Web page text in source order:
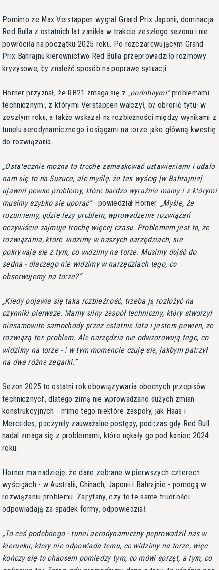
Pomimo że Max Verstappen wygrał Grand Prix Japonii, dominacja
Red Bulla z ostatnich lat zanikła w trakcie zeszłego sezonu i nie
powróciła na początku 2025 roku. Po rozczarowującym Grand
Prix Bahrajnu kierownictwo Red Bulla przeprowadziło rozmowy
kryzysowe, by znaleźć sposób na poprawę sytuacji.
Horner przyznał, że RB21 zmaga się z podobnymi problemami
technicznymi, z którymi Verstappen walczył, by obronić tytuł w
zeszłym roku, a także wskazał na rozbieżności między wynikami z
tunelu aerodynamicznego i osiągami na torze jako główną kwestię
do rozwiązania.
Ostatecznie można to trochę zamaskować ustawieniami i udało
nam się to na Suzuce, ale myślę, że ten wyścig [w Bahrajnie]
ujawnił pewne problemy, które bardzo wyraźnie mamy i z którymi
musimy szybko się uporać - powiedział Horner.
Myślę, że
rozumiemy, gdzie leży problem, wprowadzenie rozwiązań
oczywiście zajmuje trochę więcej czasu. Problemem jest to, że
rozwiązania, które widzimy w naszych narzędziach, nie
pokrywają się z tym, co widzimy na torze. Musimy dojść do
sedna - dlaczego nie widzimy w narzędziach tego, co
obserwujemy na torze?
Kiedy pojawia się taka rozbieżność, trzeba ją rozłożyć na
czynniki pierwsze. Mamy silny zespół techniczny, który stworzył
niesamowite samochody przez ostatnie lata i jestem pewien, że
rozwiążą ten problem. Ale narzędzia nie odwzorowują tego, co
widzimy na torze - i w tym momencie czuję się, jakbym patrzył
na dwa różne zegarki.
Sezon 2025 to ostatni rok obowiązywania obecnych przepisów
technicznych, dlatego zimą nie wprowadzano dużych zmian
konstrukcyjnych - mimo tego niektóre zespoły, jak Haas i
Mercedes, poczyniły zauważalne postępy, podczas gdy Red Bull
nadal zmaga się z problemami, które nękały go pod koniec 2024
roku.
Horner ma nadzieję, że dane zebrane w pierwszych czterech
wyścigach - w Australii, Chinach, Japonii i Bahrajnie - pomogą w
rozwiązaniu problemu. Zapytany, czy to te same trudności
odpowiadają za spadek formy, odpowiedział:
To coś podobnego - tunel aerodynamiczny poprowadził nas w
kierunku, który nie odpowiada temu, co widzimy na torze, więc
kończy się to chaosem pomiędzy tym, co mówi sprzęt, a tym, co